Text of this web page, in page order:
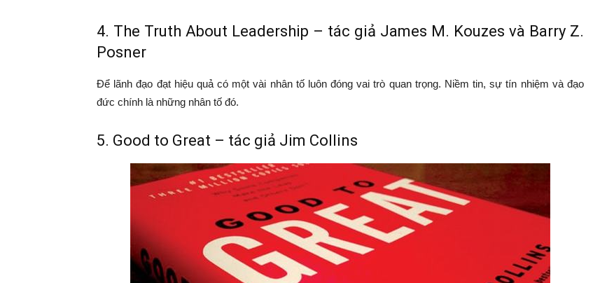
4. The Truth About Leadership – tác giả James M. Kouzes và Barry Z.
Posner
Để lãnh đạo đạt hiệu quả có một vài nhân tố luôn đóng vai trò quan trọng. Niềm tin, sự tín nhiệm và đạo
đức chính là những nhân tố đó.
5. Good to Great – tác giả Jim Collins